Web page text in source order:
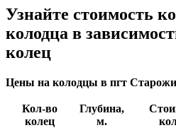
Узнайте стоимость
колодца в
колец
Цены на колодцы в пгт
Кол-во
колец
Глубина,
м.